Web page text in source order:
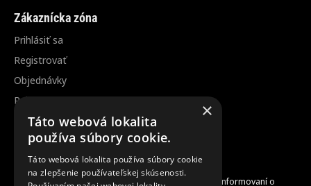
Zákaznícka zóna
Prihlásiť sa
Registrovať
Objednávky
Reklamácia / vrátenie tovaru
Zrušenie objednávky
Odber noviniek
Zaregistrujte sa do nášho odberu noviniek a buďte informovaní o
×
Táto webová lokalita
používa súbory cookie.
Táto webová lokalita používa súbory cookie
na zlepšenie používateľskej skúsenosti.